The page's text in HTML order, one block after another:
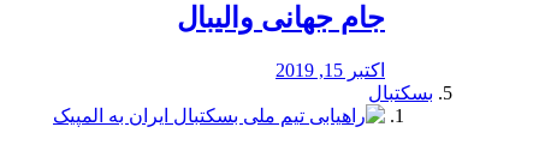
جام جهانی والیبال
اکتبر 15, 2019
بسکتبال